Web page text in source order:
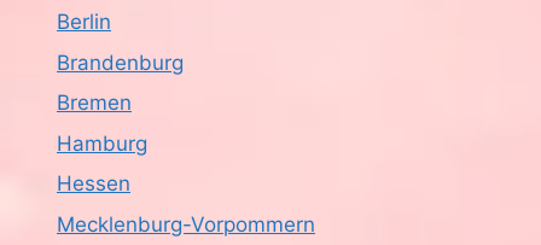
Berlin
Brandenburg
Bremen
Hamburg
Hessen
Mecklenburg-Vorpommern